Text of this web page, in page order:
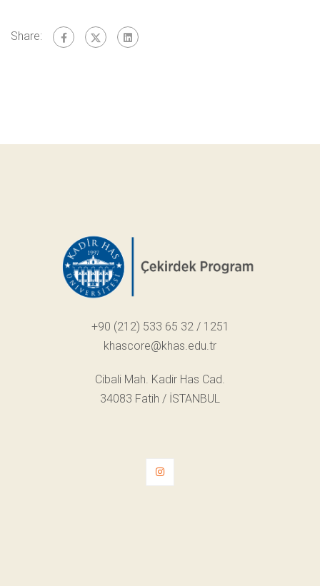
Share:
+90 (212) 533 65 32 / 1251
khascore@khas.edu.tr
Cibali Mah. Kadir Has Cad.
34083 Fatih / İSTANBUL